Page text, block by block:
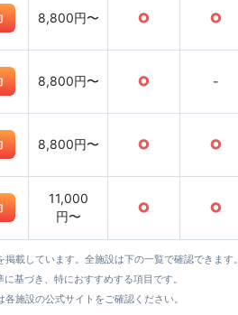
8,800円〜 ○ ○
8,800円〜 ○ -
8,800円〜 ○ ○
11,000
円〜
○ ○
載しています。全施設は下の一覧で確認できます。
基づき、特におすすめする項目です。
施設の公式サイトをご確認ください。